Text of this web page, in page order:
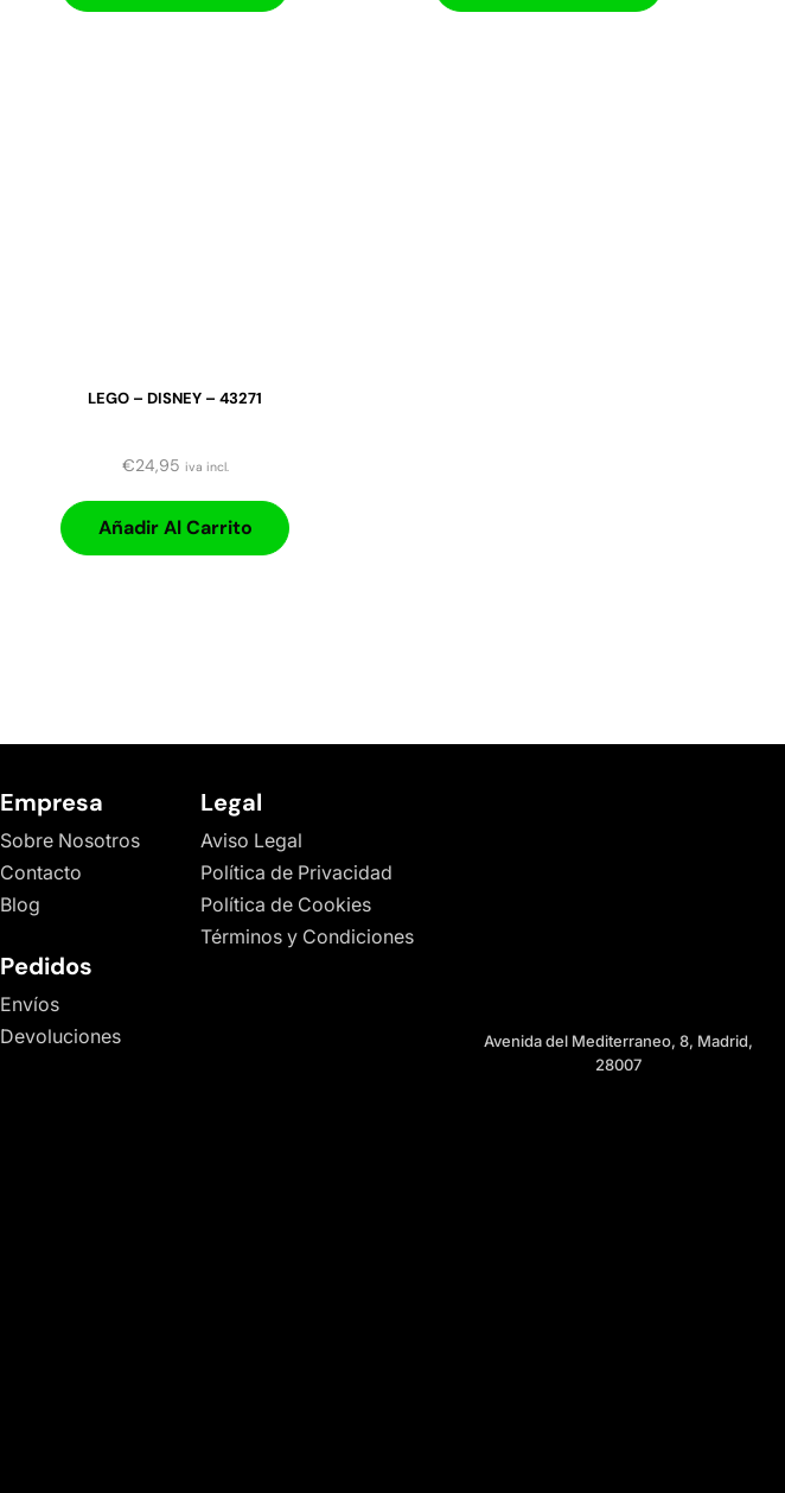
LEGO – DISNEY – 43271
€24,95 iva incl.
Añadir Al Carrito
Empresa
Sobre Nosotros
Contacto
Blog
Pedidos
Envíos
Devoluciones
Legal
Aviso Legal
Política de Privacidad
Política de Cookies
Términos y Condiciones
Avenida del Mediterraneo, 8, Madrid,
28007